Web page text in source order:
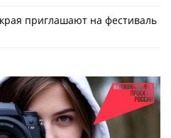
приглашают на фестиваль